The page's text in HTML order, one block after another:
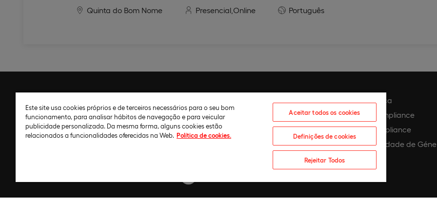
Quinta do Bom Nome Presencial, Online Português
Biblioteca
Recrutamento
Política de cookies
Configurar cookies
Código de ética
Política de compliance
Canal de compliance
Plano de Igualdade de
Este site usa cookies próprios e de terceiros necessários para o seu bom
funcionamento, para analisar hábitos de navegação e para veicular
publicidade personalizada. Da mesma forma, alguns cookies estão
relacionados a funcionalidades oferecidas na Web. Política de cookies.
Aceitar todos os cookies
Definições de cookies
Rejeitar Todos